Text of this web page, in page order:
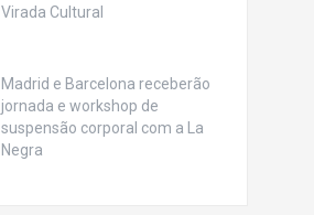
Virada Cultural
Madrid e Barcelona receberão
jornada e workshop de
suspensão corporal com a La
Negra